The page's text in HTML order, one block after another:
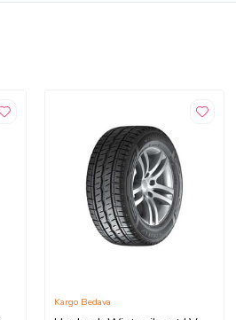
Kargo Bedava